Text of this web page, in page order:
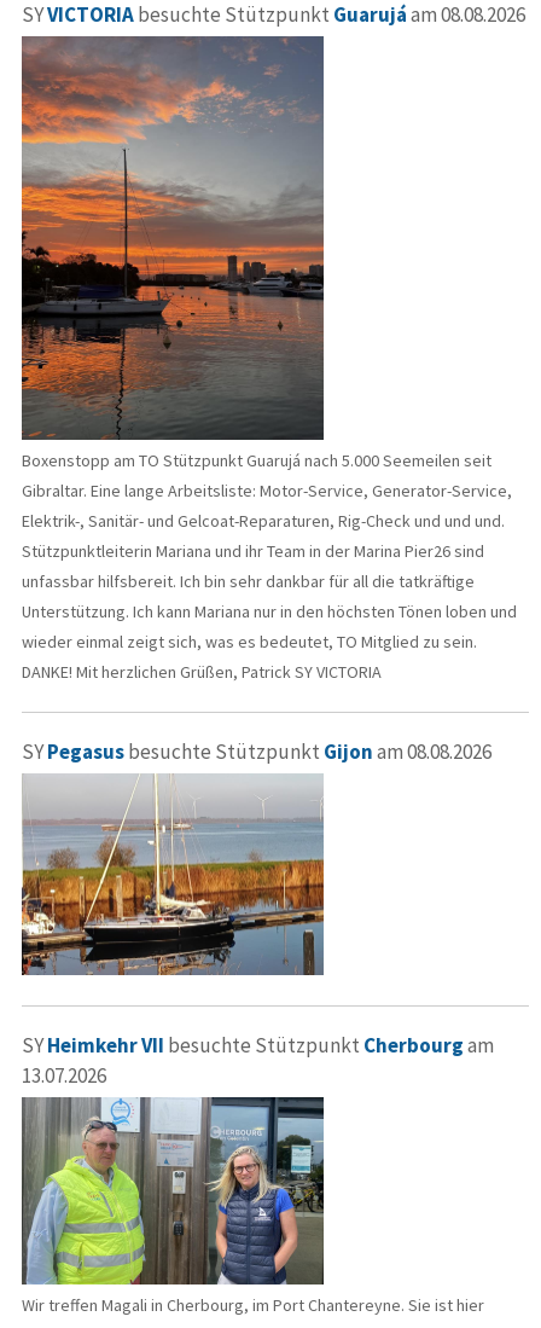
SYVICTORIAbesuchte Stützpunkt Guarujáam 08.08.2026
Boxenstopp am TO Stützpunkt Guarujá nach 5.000 Seemeilen seit
Gibraltar. Eine lange Arbeitsliste: Motor-Service, Generator-Service,
Elektrik-, Sanitär- und Gelcoat-Reparaturen, Rig-Check und und und.
Stützpunktleiterin Mariana und ihr Team in der Marina Pier26 sind
unfassbar hilfsbereit. Ich bin sehr dankbar für all die tatkräftige
Unterstützung. Ich kann Mariana nur in den höchsten Tönen loben und
wieder einmal zeigt sich, was es bedeutet, TO Mitglied zu sein.
DANKE! Mit herzlichen Grüßen, Patrick SY VICTORIA
SYPegasusbesuchte Stützpunkt Gijonam 08.08.2026
SYHeimkehr VII besuchte Stützpunkt Cherbourgam
13.07.2026
Wir treffen Magali in Cherbourg, im Port Chantereyne. Sie ist hier